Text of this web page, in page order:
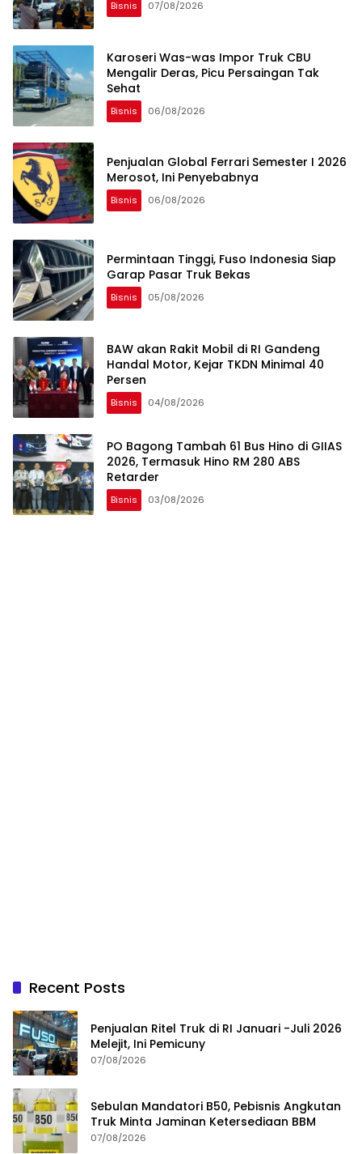
Bisnis 07/08/2026
Karoseri Was-was Impor Truk CBU
Mengalir Deras, Picu Persaingan Tak
Sehat
Bisnis 06/08/2026
Penjualan Global Ferrari Semester I 2026
Merosot, Ini Penyebabnya
Bisnis 06/08/2026
Permintaan Tinggi, Fuso Indonesia Siap
Garap Pasar Truk Bekas
Bisnis 05/08/2026
BAW akan Rakit Mobil di RI Gandeng
Handal Motor, Kejar TKDN Minimal 40
Persen
Bisnis 04/08/2026
PO Bagong Tambah 61 Bus Hino di GIIAS
2026, Termasuk Hino RM 280 ABS
Retarder
Bisnis 03/08/2026
Recent Posts
Penjualan Ritel Truk di RI Januari -Juli 2026
Melejit, Ini Pemicuny
07/08/2026
Sebulan Mandatori B50, Pebisnis Angkutan
Truk Minta Jaminan Ketersediaan BBM
07/08/2026